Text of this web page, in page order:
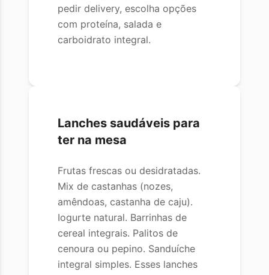
pedir delivery, escolha opções
com proteína, salada e
carboidrato integral.
Lanches saudáveis para
ter na mesa
Frutas frescas ou desidratadas.
Mix de castanhas (nozes,
amêndoas, castanha de caju).
Iogurte natural. Barrinhas de
cereal integrais. Palitos de
cenoura ou pepino. Sanduíche
integral simples. Esses lanches